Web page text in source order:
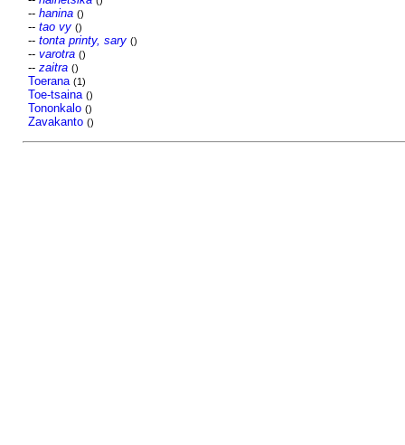
-- hanina ()
-- tao vy ()
-- tonta printy, sary ()
-- varotra ()
-- zaitra ()
Toerana (1)
Toe-tsaina ()
Tononkalo ()
Zavakanto ()